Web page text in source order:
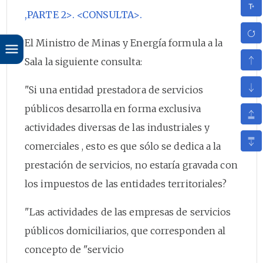
,PARTE 2>. <CONSULTA>.
El Ministro de Minas y Energía formula a la
Sala la siguiente consulta:
"Si una entidad prestadora de servicios
públicos desarrolla en forma exclusiva
actividades diversas de las industriales y
comerciales , esto es que sólo se dedica a la
prestación de servicios, no estaría gravada con
los impuestos de las entidades territoriales?
"Las actividades de las empresas de servicios
públicos domiciliarios, que corresponden al
concepto de "servicio